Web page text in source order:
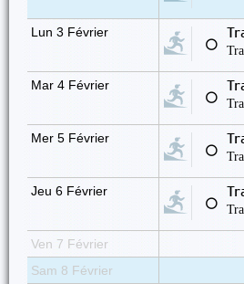
Lun 3 Février
⚪
Mar 4 Février
⚪
Mer 5 Février
⚪
Jeu 6 Février
⚪
Ven 7 Février
Sam 8 Février